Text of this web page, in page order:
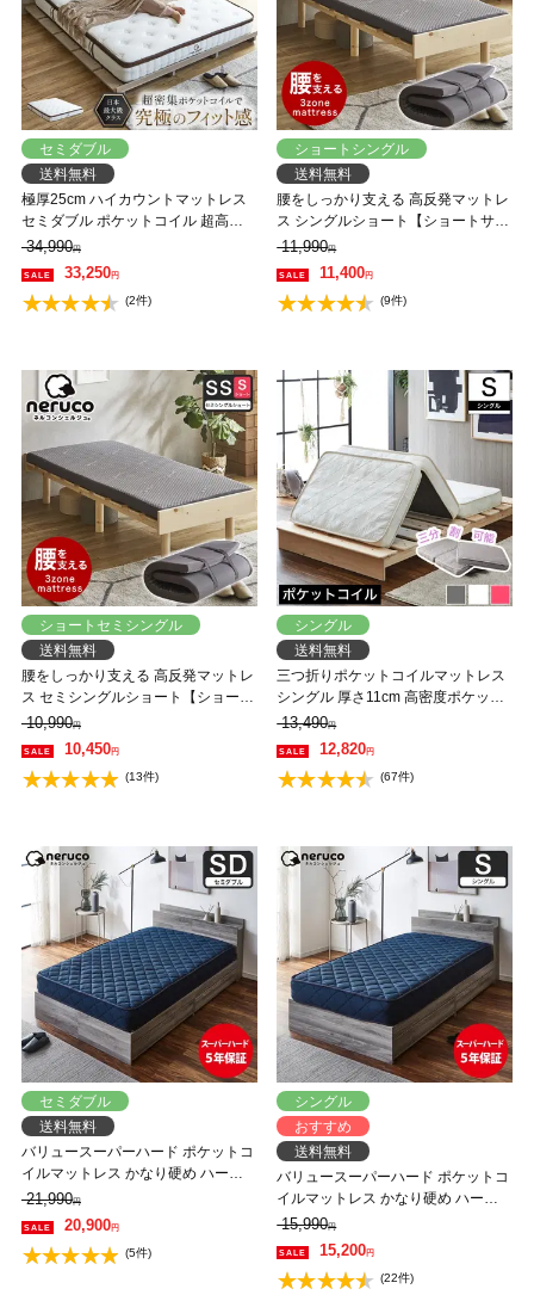
セミダブル
送料無料
極厚25cm ハイカウントマットレス
セミダブル ポケットコイル 超高密
度 3ゾーン 高反発 硬め 抗菌 防ダニ
防臭 消臭 ハイカウント コイル数
2109個 マットレス
34,990円
33,250円
(2件)
ショートシングル
送料無料
腰をしっかり支える 高反発マットレ
ス シングルショート【ショートサイ
ズ】ウレタンマットレス 体圧分散
敷布団 抗菌 防臭 8cm厚 通気性 3ゾ
ーン
11,990円
11,400円
(9件)
ショートセミシングル
送料無料
腰をしっかり支える 高反発マットレ
ス セミシングルショート【ショート
サイズ】ウレタンマットレス 体圧分
散 敷布団 抗菌 防臭 8cm厚 通気性 3
ゾーン
10,990円
10,450円
(13件)
シングル
送料無料
三つ折りポケットコイルマットレス
シングル 厚さ11cm 高密度ポケット
コイル ソファになるマットレス 分
割可能 折りたたみマットレス
13,490円
12,820円
(67件)
セミダブル
送料無料
バリュースーパーハード ポケットコ
イルマットレス かなり硬め ハード
マットレス セミダブル 3Dメッシュ
neruco オリジナルマットレス マッ
トレス ベットマット ポケットコイ
ル マット 帝人マイティトップ 抗菌
21,990円
20,900円
(5件)
シングル
おすすめ
送料無料
バリュースーパーハード ポケットコ
イルマットレス かなり硬め ハード
マットレス シングル 3Dメッシュ
neruco オリジナルマットレス マッ
トレス ベットマット ポケットコイ
ル マット 帝人マイティトップ 抗菌
15,990円
15,200円
(22件)